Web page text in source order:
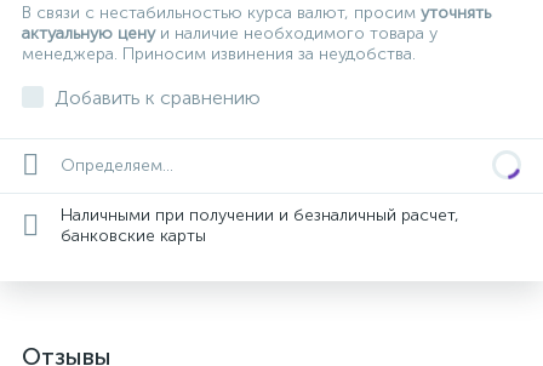
В связи с нестабильностью курса валют, просим уточнять
актуальную ценуи наличие необходимого товара у
менеджера. Приносим извинения за неудобства.
Добавить к сравнению
Определяем...
Наличными при получении и безналичный расчет,
банковские карты
Отзывы